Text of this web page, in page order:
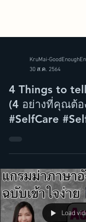
KruMai-
30 ส.ค. 2564
4 Things to